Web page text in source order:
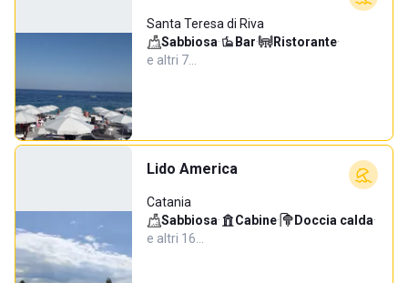
Santa Teresa di Riva
Sabbiosa· Bar· Ristorante·
e altri 7…
Lido America
Catania
Sabbiosa· Cabine· Doccia calda·
e altri 16…